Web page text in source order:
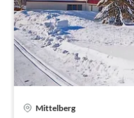
Mittelberg